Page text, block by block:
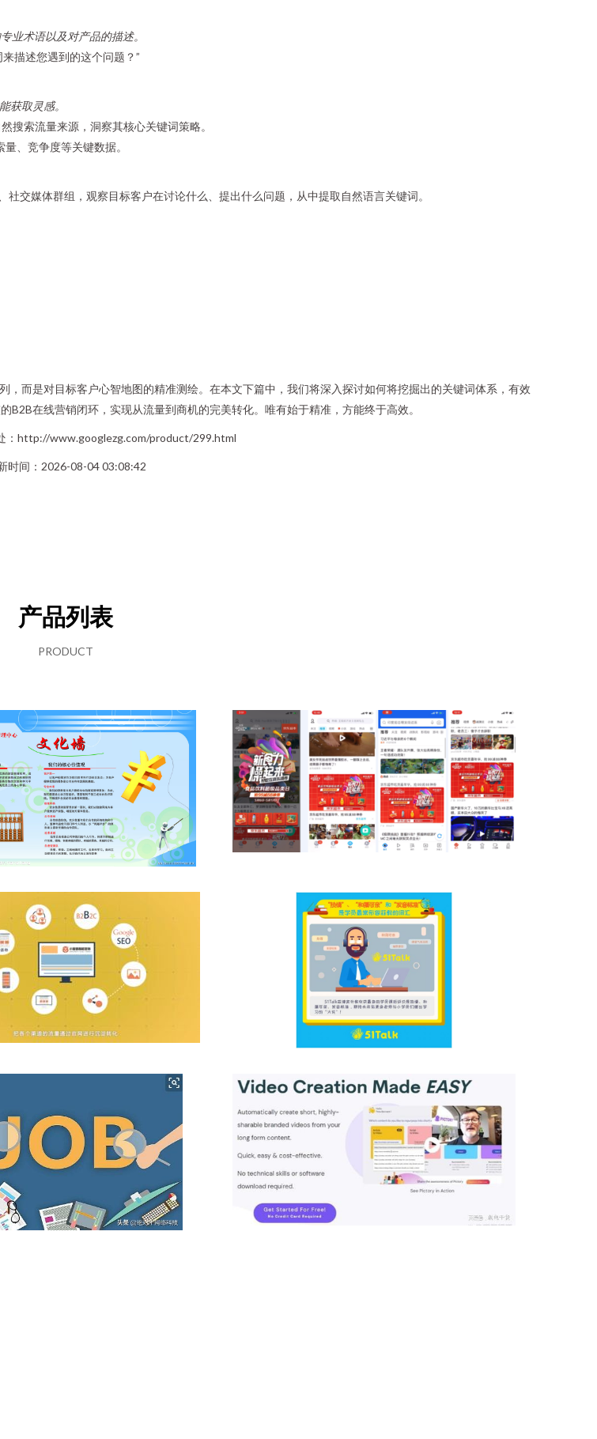
业术语以及对产品的描述。
描述您遇到的这个问题？”
获取灵感。
搜索流量来源，洞察其核心关键词策略。
、竞争度等关键数据。
交媒体群组，观察目标客户在讨论什么、提出什么问题，从中提取自然语言关键词。
而是对目标客户心智地图的精准测绘。在本文下篇中，我们将深入探讨如何将挖掘出的关键词体系，有效
在线营销闭环，实现从流量到商机的完美转化。唯有始于精准，方能终于高效。
：http://www.googlezg.com/product/299.html
时间：2026-08-04 03:08:42
产品列表
PRODUCT